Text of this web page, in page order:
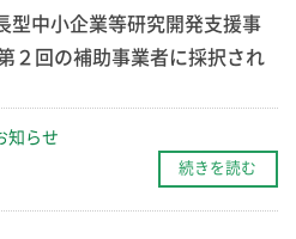
型中小企業等研究開発支援事
２回の補助事業者に採択され
知らせ
続きを読む